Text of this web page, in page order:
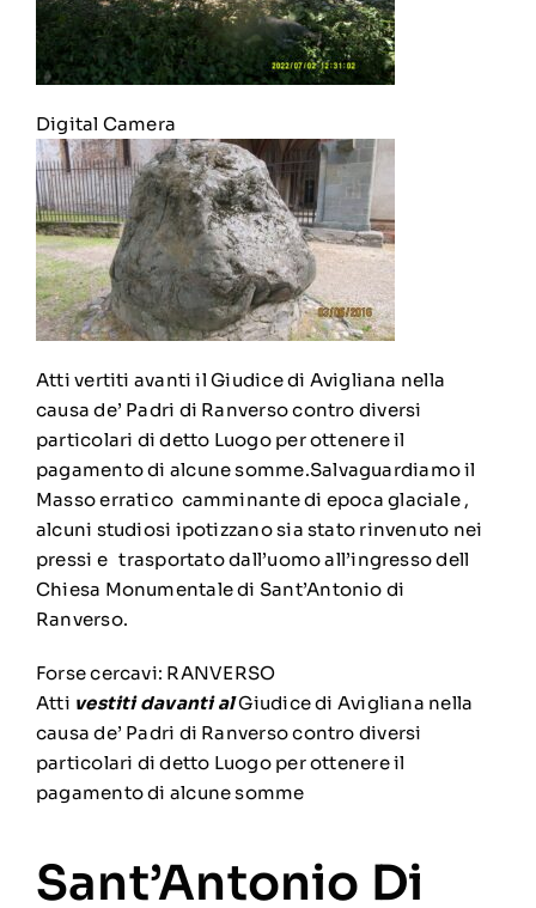
Digital Camera
Atti vertiti avanti il Giudice di Avigliana nella
causa de’ Padri di Ranverso contro diversi
particolari di detto Luogo per ottenere il
pagamento di alcune somme.Salvaguardiamo il
Masso erratico camminante di epoca glaciale ,
alcuni studiosi ipotizzano sia stato rinvenuto nei
pressi e trasportato dall’uomo all’ingresso dell
Chiesa Monumentale di Sant’Antonio di
Ranverso.
Forse cercavi: RANVERSO
Atti vestiti davanti alGiudice di Avigliana nella
causa de’ Padri di Ranverso contro diversi
particolari di detto Luogo per ottenere il
pagamento di alcune somme
Sant’Antonio Di